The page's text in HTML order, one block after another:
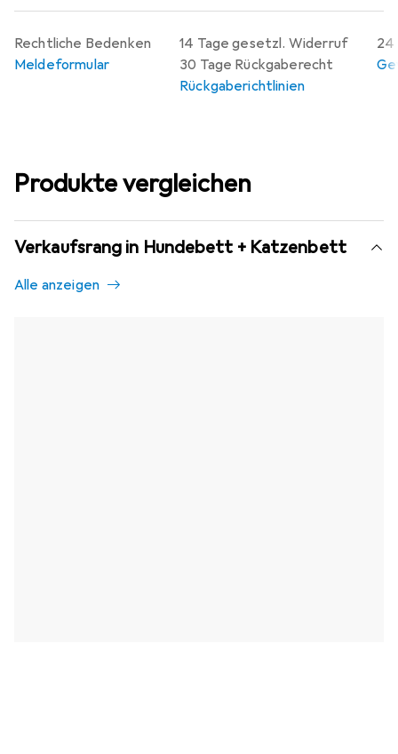
14 Tage gesetzl. Widerruf
30 Tage Rückgaberecht
Rückgaberichtlinien
24
Rechtliche Bedenken
Meldeformular
Produkte vergleichen
Verkaufsrang in Hundebett + Katzenbett
Alle anzeigen